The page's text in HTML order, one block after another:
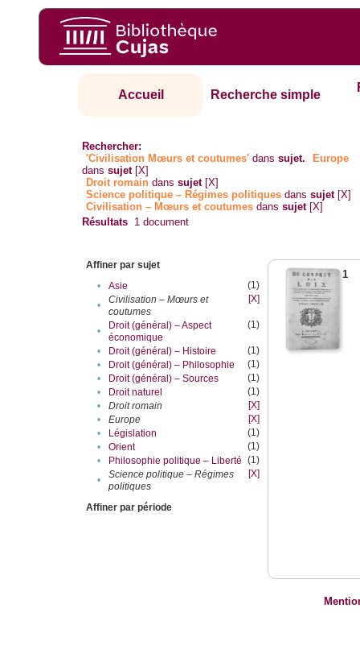
Accueil Recherche simple
Rechercher:
'Civilisation Mœurs et coutumes' danssujet.
Europe
danssujet [X]
Droit romain danssujet [X]
Science politique – Régimes politiques danssujet [X]
Civilisation – Mœurs et coutumes danssujet [X]
Résultats 1 document
Affiner par sujet
•
Asie
(1)
•
Civilisation – Mœurs et
coutumes
[X]
•
Droit (général) – Aspect
économique
(1)
• Droit (général) – Histoire
(1)
•
Droit (général) – Philosophie
(1)
•
Droit (général) – Sources
(1)
•
Droit naturel
(1)
•
Droit romain
[X]
•
Europe
[X]
•
Législation
(1)
•
Orient
(1)
•
Philosophie politique – Liberté (1)
•
Science politique – Régimes
politiques
[X]
Affiner par période
1